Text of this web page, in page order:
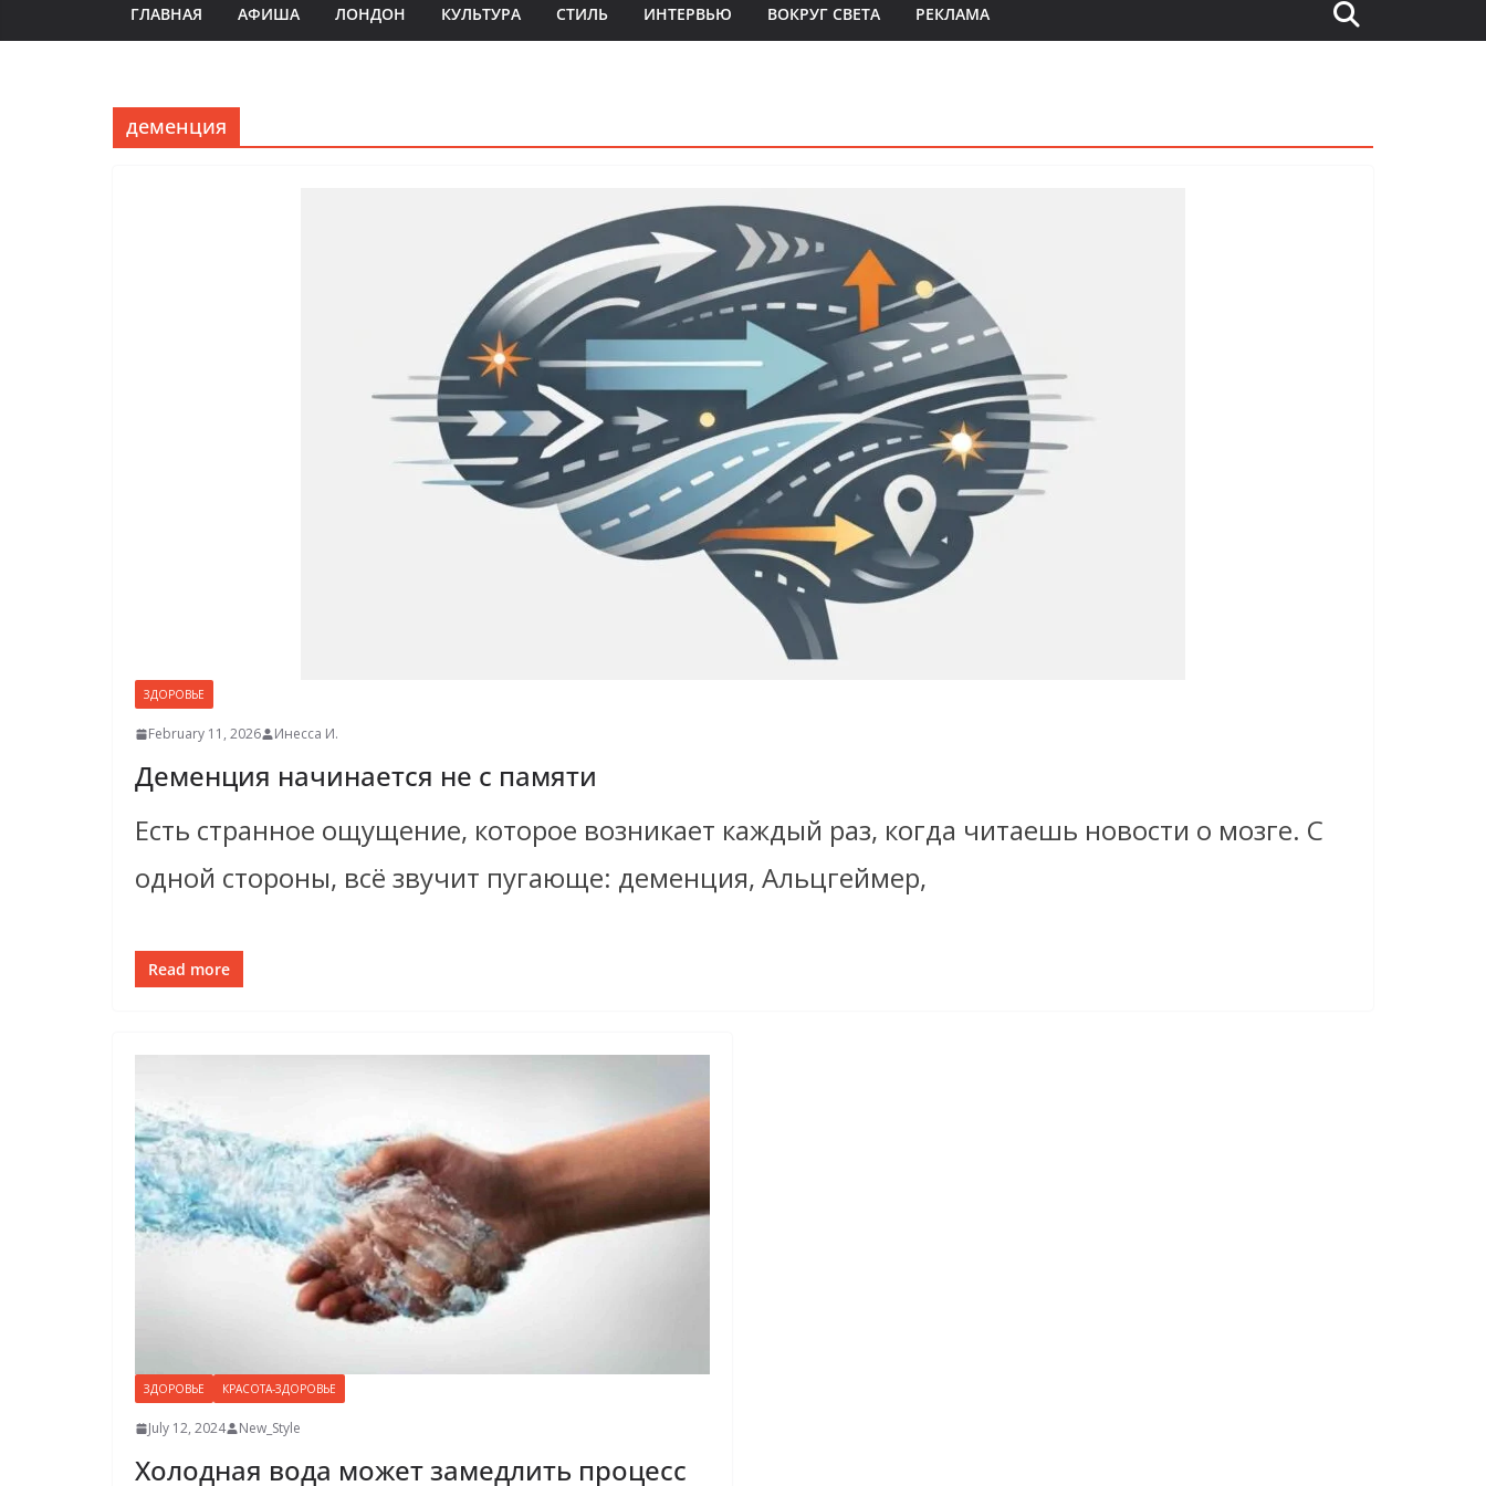
ГЛАВНАЯ АФИША ЛОНДОН КУЛЬТУРА СТИЛЬ ИНТЕРВЬЮ ВОКРУГ СВЕТА РЕКЛАМА
деменция
ЗДОРОВЬЕ
February 11, 2026 Инесса И.
Деменция начинается не с памяти
Есть странное ощущение, которое возникает каждый раз, когда читаешь новости о мозге. С
одной стороны, всё звучит пугающе: деменция, Альцгеймер,
Read more
ЗДОРОВЬЕ КРАСОТА-ЗДОРОВЬЕ
July 12, 2024 New_Style
Холодная вода может замедлить процесс